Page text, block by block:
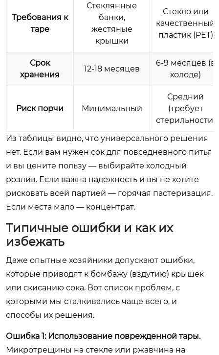
Требования к
таре
Стеклянные
банки,
жестяные
крышки
Стекло или
качественный
пластик (PET)
Срок
хранения
12-18 месяцев
6-9 месяцев (в
холоде)
Риск порчи Минимальный
Средний
(требует
стерильности)
Из таблицы видно, что универсального решения
нет. Если вам нужен сок для повседневного питья
и вы цените пользу — выбирайте холодный
розлив. Если важна надежность и вы не хотите
рисковать всей партией — горячая пастеризация.
Если места мало — концентрат.
Типичные ошибки и как их
избежать
Даже опытные хозяйники допускают ошибки,
которые приводят к бомбажу (вздутию) крышек
или скисанию сока. Вот список проблем, с
которыми мы сталкивались чаще всего, и
способы их решения.
Ошибка 1: Использование поврежденной тары.
Микротрещины на стекле или ржавчина на